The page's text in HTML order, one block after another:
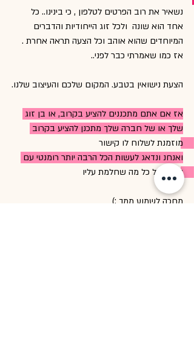
נשאיר את רוב הפרטים לטלפון , כי בינינו.. כל
אחד הוא שונה  ולכל זוג הייחודיות והדברים
המיוחדים שהוא אוהב וכל הצעה תראה אחרת .
אז כמו שאמרתי כבר לפני..
הצעת נישואין בטבע. המקום שלכם והעיצוב שלנו.
אז אם אתם מתכננים להציע בקרוב, או בן זוג
שלך או של חברה שלך מתכנן להציע בקרוב
מוזמנת לשלוח לו קישור
ואנחנ ונדאג לעשות הכל הרבה יותר רומנטי עם
טאצ' של כל מה שחלמת עליו
מחכה לשמוע ממך :)